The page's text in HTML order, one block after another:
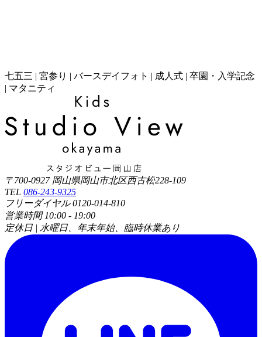
七五三 | 宮参り | バースデイフォト | 成人式 | 卒園・入学記念
| マタニティ
〒700-0927 岡山県岡山市北区西古松228-109
TEL 086-243-9325
フリーダイヤル 0120-014-810
営業時間 10:00 - 19:00
定休日 | 水曜日、年末年始、臨時休業あり